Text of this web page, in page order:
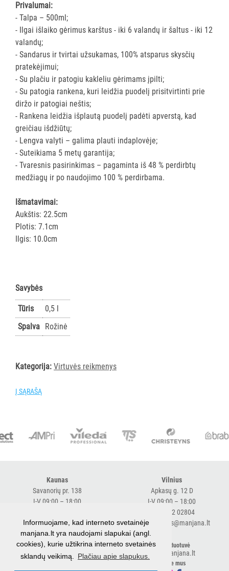
ASMENS
HIGIENOS
PRIEMONĖS
SLAUGOS
PREKĖS
KOSMETIKA
IR
AKSESUARAI
VIEŠBUČIAMS
ĮRANGA
MAISTO
PRAMONEI
POPIERIUS
IR
JO
GAMINIAI
IR
DOZATORIAI
BRITA
PROFESSIONAL
INDAI
DEKORAVIMO
PRIEMONĖS
KITOS
PREKĖS
Privalumai:
- Talpa – 500ml;
- Ilgai išlaiko gėrimus karštus - iki 6 valandų ir šaltus - iki 12
valandų;
- Sandarus ir tvirtai užsukamas, 100% atsparus skysčių
pratekėjimui;
- Su plačiu ir patogiu kakleliu gėrimams įpilti;
- Su patogia rankena, kuri leidžia puodelį prisitvirtinti prie
diržo ir patogiai neštis;
- Rankena leidžia išplautą puodelį padėti apverstą, kad
greičiau išdžiūtų;
- Lengva valyti – galima plauti indaplovėje;
- Suteikiama 5 metų garantija;
- Tvaresnis pasirinkimas – pagaminta iš 48 % perdirbtų
medžiagų ir po naudojimo 100 % perdirbama.
Išmatavimai:
Aukštis: 22.5cm
Plotis: 7.1cm
Ilgis: 10.0cm
Savybės
Tūris
0,5 l
Spalva Rožinė
Kategorija: Virtuvės reikmenys
Į SĄRAŠĄ
Kaunas
Savanorių pr. 138
I-V 09:00 – 18:00
expresskaunas@manjana.lt
Vilnius
Apkasų g. 12 D
I-V 09:00 – 18:00
+370 682 02804
expressvilnius@manjana.lt
Klaipėda
Baltijos pr. 26 B
El. parduotuvė
shop.manjana.lt
Sekite mus
Informuojame, kad interneto svetainėje
manjana.lt yra naudojami slapukai (angl.
cookies), kurie užtikrina interneto svetainės
sklandų veikimą.
Plačiau apie slapukus.